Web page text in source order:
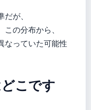
だが、
この分布から、
なっていた可能性
こです